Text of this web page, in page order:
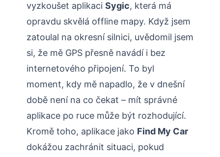
vyzkoušet aplikaci Sygic, která má
opravdu skvělá offline mapy. Když jsem
zatoulal na okresní silnici, uvědomil jsem
si, že mě GPS přesně navádí i bez
internetového připojení. To byl
moment, kdy mě napadlo, že v dnešní
době není na co čekat – mít správné
aplikace po ruce může být rozhodující.
Kromě toho, aplikace jako Find My Car
dokážou zachránit situaci, pokud